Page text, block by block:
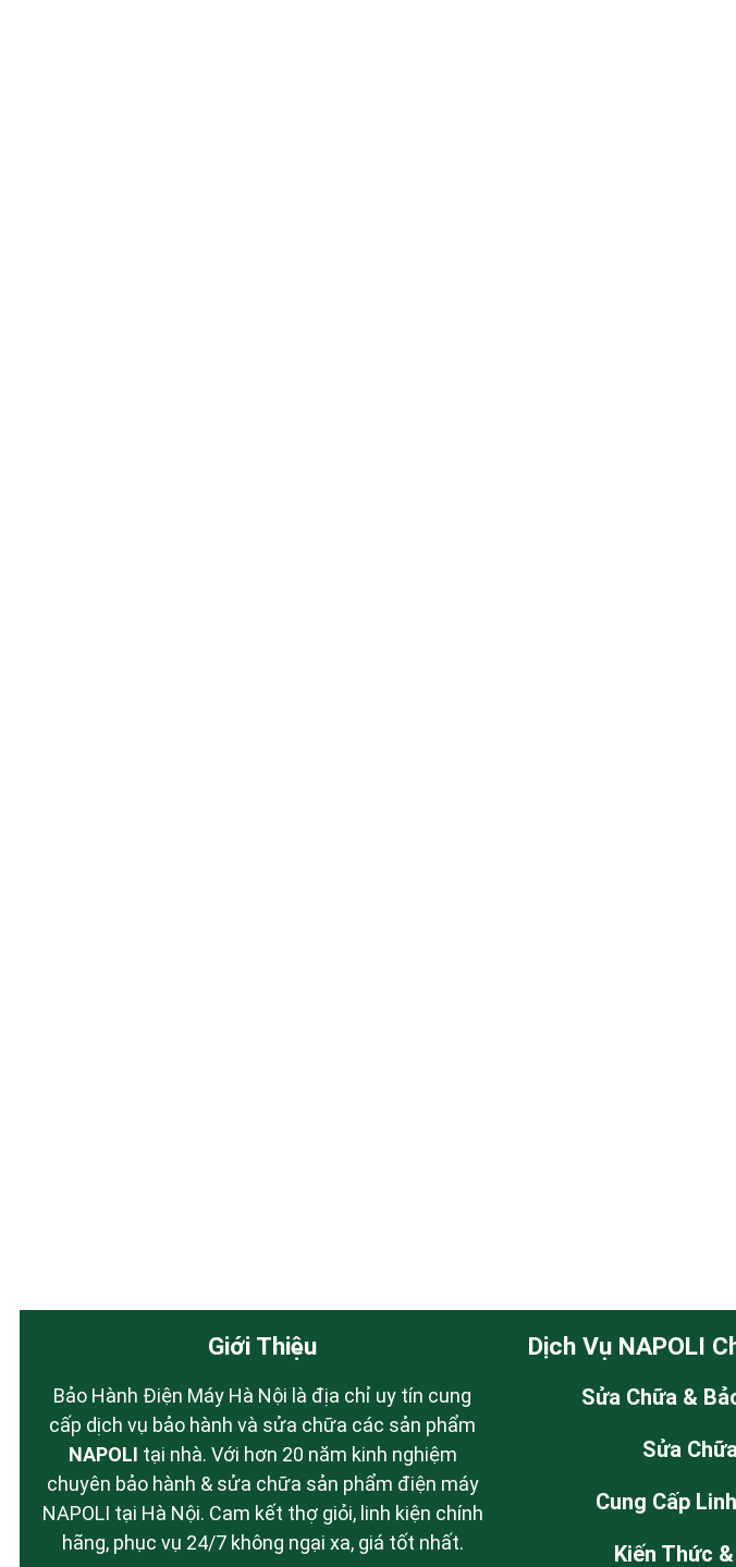
Giới Thiệu
Bảo Hành Điện Máy Hà Nội là địa chỉ uy tín cung
cấp dịch vụ bảo hành và sửa chữa các sản phẩm
NAPOLI tại nhà. Với hơn 20 năm kinh nghiệm
chuyên bảo hành & sửa chữa sản phẩm điện máy
NAPOLI tại Hà Nội. Cam kết thợ giỏi, linh kiện chính
hãng, phục vụ 24/7 không ngại xa, giá tốt nhất.
Dịch Vụ NAPOLI
Sửa Chữa &
Sửa
Cung Cấp
Kiến Thức